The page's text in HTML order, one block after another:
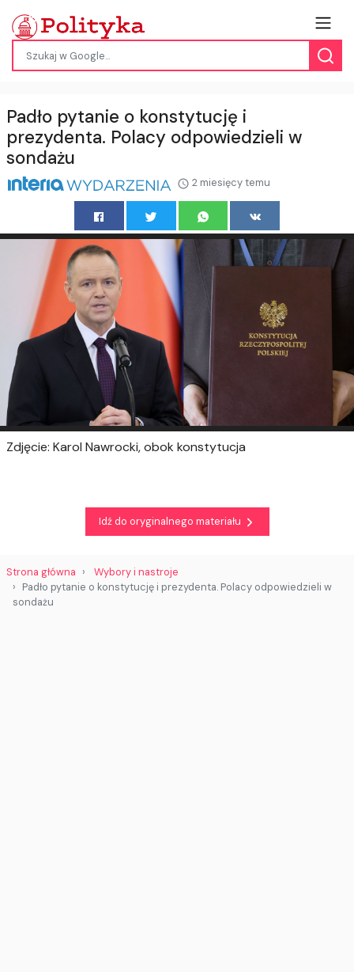
Padło pytanie o konstytucję i
prezydenta. Polacy odpowiedzieli w
sondażu
2 miesięcy temu
Zdjęcie: Karol Nawrocki, obok konstytucja
Idź do oryginalnego materiału
Strona główna
Wybory i nastroje
Padło pytanie o konstytucję i prezydenta. Polacy odpowiedzieli w
sondażu